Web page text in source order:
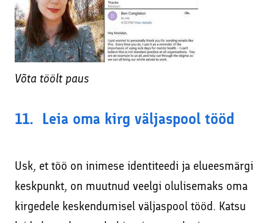
Võta töölt paus
11. Leia oma kirg väljaspool tööd
Usk, et töö on inimese identiteedi ja elueesmärgi
keskpunkt, on muutnud veelgi olulisemaks oma
kirgedele keskendumisel väljaspool tööd. Katsu